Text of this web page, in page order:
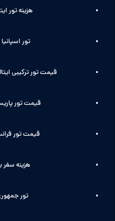
هزینه تور
تور
قیمت تور ترکیبی
قیمت تور
قیمت تور
هزینه سفر
تور